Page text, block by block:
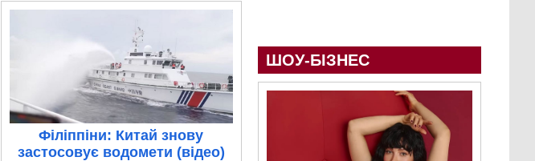
Філіппіни: Китай знову
застосовує водомети (відео)
ШОУ-БІЗНЕС